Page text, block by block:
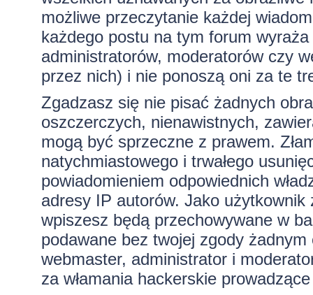
możliwe przeczytanie każdej
każdego postu na tym forum
administratorów, moderatorów czy
przez nich) i nie ponoszą oni za te
Zgadzasz się nie pisać żadnych
oszczerczych, nienawistnych,
mogą być sprzeczne z prawem.
natychmiastowego i trwałego
powiadomieniem odpowiednich
adresy IP autorów. Jako
wpiszesz będą przechowywane w
podawane bez twojej zgody
webmaster, administrator i
za włamania hackerskie